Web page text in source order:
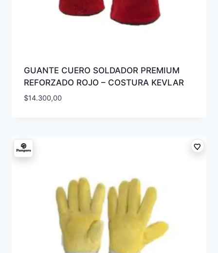
GUANTE CUERO SOLDADOR PREMIUM
REFORZADO ROJO – COSTURA KEVLAR
$14.300,00